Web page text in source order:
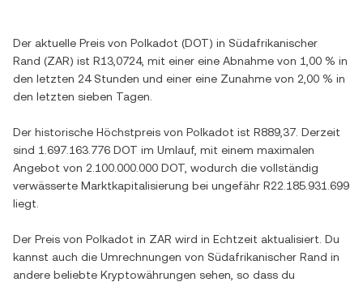
Der aktuelle Preis von Polkadot (DOT) in Südafrikanischer
Rand (ZAR) ist R13,0724, mit einer eine Abnahme von 1,00 % in
den letzten 24 Stunden und einer eine Zunahme von 2,00 % in
den letzten sieben Tagen.
Der historische Höchstpreis von Polkadot ist R889,37 . Derzeit
sind 1.697.163.776 DOT im Umlauf, mit einem maximalen
Angebot von 2.100.000.000 DOT , wodurch die vollständig
verwässerte Marktkapitalisierung bei ungefähr R22.185.931.699
liegt.
Der Preis von Polkadot in ZAR wird in Echtzeit aktualisiert. Du
kannst auch die Umrechnungen von Südafrikanischer Rand in
andere beliebte Kryptowährungen sehen, so dass du